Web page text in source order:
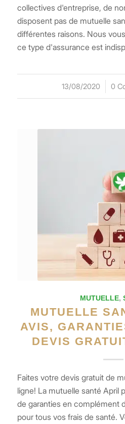
collectives d'entreprise, de
disposent pas de mutuelle
différentes raisons. Nous
ce type d'assurance est
13/08/2020
/ 0
MUTUELLE,
MUTUELLE
AVIS,
DEVIS
Faites votre devis gratuit de
ligne! La mutuelle santé April
de garanties en complément
pour tous vos frais de santé.